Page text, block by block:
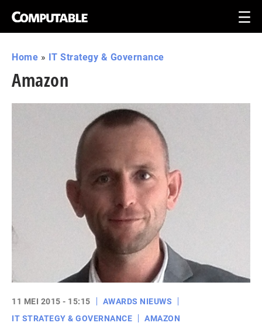
Home » IT Strategy & Governance
Amazon
11 MEI 2015 - 15:15
AWARDS NIEUWS
IT STRATEGY & GOVERNANCE
AMAZON